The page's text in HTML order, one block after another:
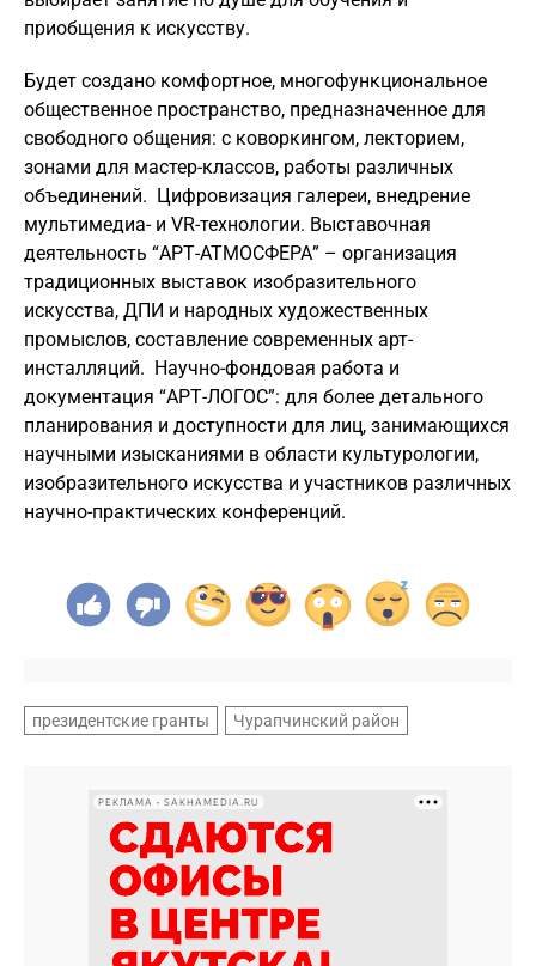
приобщения к искусству.
Будет создано комфортное, многофункциональное
общественное пространство, предназначенное для
свободного общения: с коворкингом, лекторием,
зонами для мастер-классов, работы различных
объединений. Цифровизация галереи, внедрение
мультимедиа- и VR-технологии. Выставочная
деятельность “АРТ-АТМОСФЕРА” – организация
традиционных выставок изобразительного
искусства, ДПИ и народных художественных
промыслов, составление современных арт-
инсталляций. Научно-фондовая работа и
документация “АРТ-ЛОГОС”: для более детального
планирования и доступности для лиц, занимающихся
научными изысканиями в области культурологии,
изобразительного искусства и участников различных
научно-практических конференций.
президентские гранты Чурапчинский район
РЕКЛАМА • SAKHAMEDIA.RU